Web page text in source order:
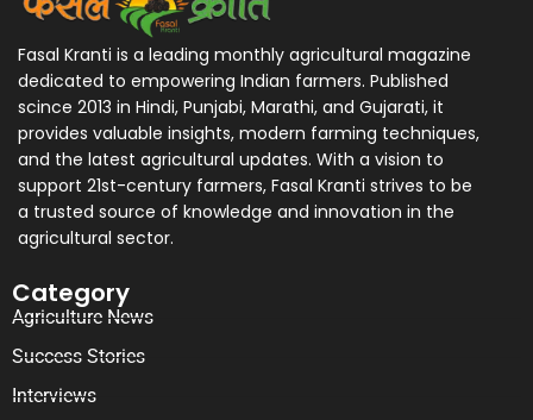
Fasal Kranti is a leading monthly agricultural magazine
dedicated to empowering Indian farmers. Published
scince 2013 in Hindi, Punjabi, Marathi, and Gujarati, it
provides valuable insights, modern farming techniques,
and the latest agricultural updates. With a vision to
support 21st-century farmers, Fasal Kranti strives to be
a trusted source of knowledge and innovation in the
agricultural sector.
Category
Agriculture News
Success Stories
Interviews